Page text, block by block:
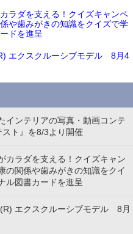
ラダを支える！クイズキャンペ
や歯みがきの知識をクイズで学
ドを進呈
エクスクルーシブモデル 8月4
インテリアの写真・動画コンテ
ト』を8/3より開催
カラダを支える！クイズキャン
関係や歯みがきの知識をクイ
ル図書カードを進呈
エクスクルーシブモデル 8月